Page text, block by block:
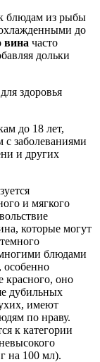
блюдам из рыбы
до
вина часто
дольки
здоровья
до 18 лет,
заболеваниями
и других
и мягкого
которые могут
многими блюдами
особенно
красного, оно
дубильных
имеют
по нраву.
к категории
на 100 мл).